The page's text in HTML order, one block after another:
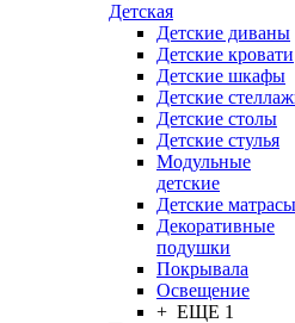
Детская
Детские диваны
Детские кровати
Детские шкафы
Детские
Детские столы
Детские стулья
Модульные
детские
Детские матрасы
Декоративные
подушки
Покрывала
Освещение
+ ЕЩЕ 1